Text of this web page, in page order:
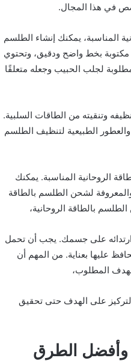
في هذا المجال.
المناسبة، يمكنك إنشاء الطلسم
بخط واضح ودقيق، وتحتوي
لجلب الحبيب وجعله متعلقًا
وتنقيته من الطاقات السلبية.
الطبيعية لتنظيف الطلسم
الروحانية المناسبة. يمكنك
والمعروفة لشحن الطلسم بالطاقة
الطلسم بالطاقة الروحانية،
على جسمك. يجب أن تحمل
عليها بعناية. من المهم أن
المطلوب،
على الهدف حتى تحقيق
وأفضل الطرق